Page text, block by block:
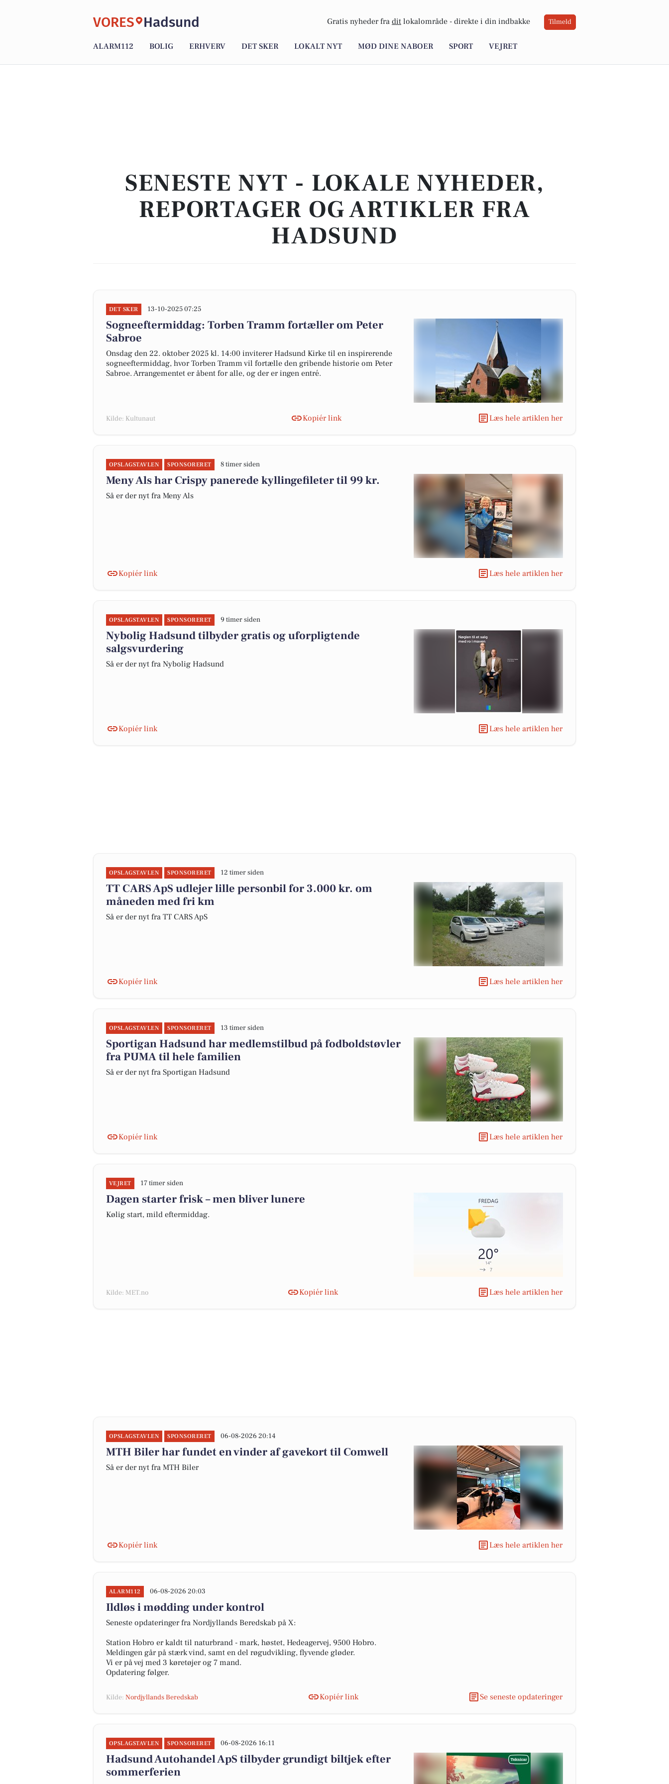
VORES Hadsund Gratis nyheder fra dit lokalområde - direkte i din indbakke Tilmeld
ALARM112 BOLIG ERHVERV DET SKER LOKALT NYT MØD DINE NABOER SPORT VEJRET
SENESTE NYT - LOKALE NYHEDER,
REPORTAGER OG ARTIKLER FRA
HADSUND
DET SKER 13-10-2025 07:25
Sogneeftermiddag: Torben Tramm fortæller om Peter
Sabroe
Onsdag den 22. oktober 2025 kl. 14:00 inviterer Hadsund Kirke til en inspirerende
sogneeftermiddag, hvor Torben Tramm vil fortælle den gribende historie om Peter
Sabroe. Arrangementet er åbent for alle, og der er ingen entré.
Kilde: Kultunaut Kopiér link Læs hele artiklen her
OPSLAGSTAVLEN SPONSORERET 8 timer siden
Meny Als har Crispy panerede kyllingefileter til 99 kr.
Så er der nyt fra Meny Als
Kopiér link Læs hele artiklen her
OPSLAGSTAVLEN SPONSORERET 9 timer siden
Nybolig Hadsund tilbyder gratis og uforpligtende
salgsvurdering
Så er der nyt fra Nybolig Hadsund
Kopiér link Læs hele artiklen her
OPSLAGSTAVLEN SPONSORERET 12 timer siden
TT CARS ApS udlejer lille personbil for 3.000 kr. om
måneden med fri km
Så er der nyt fra TT CARS ApS
Kopiér link Læs hele artiklen her
OPSLAGSTAVLEN SPONSORERET 13 timer siden
Sportigan Hadsund har medlemstilbud på fodboldstøvler
fra PUMA til hele familien
Så er der nyt fra Sportigan Hadsund
Kopiér link Læs hele artiklen her
VEJRET 17 timer siden
Dagen starter frisk – men bliver lunere
Kølig start, mild eftermiddag.
Kilde: MET.no Kopiér link Læs hele artiklen her
OPSLAGSTAVLEN SPONSORERET 06-08-2026 20:14
MTH Biler har fundet en vinder af gavekort til Comwell
Så er der nyt fra MTH Biler
Kopiér link Læs hele artiklen her
ALARM112 06-08-2026 20:03
Ildløs i mødding under kontrol
Seneste opdateringer fra Nordjyllands Beredskab på X:
Station Hobro er kaldt til naturbrand - mark, høstet, Hedeagervej, 9500 Hobro.
Meldingen går på stærk vind, samt en del røgudvikling, flyvende gløder.
Vi er på vej med 3 køretøjer og 7 mand.
Opdatering følger.
Kilde: Nordjyllands Beredskab Kopiér link Se seneste opdateringer
OPSLAGSTAVLEN SPONSORERET 06-08-2026 16:11
Hadsund Autohandel ApS tilbyder grundigt biltjek efter
sommerferien